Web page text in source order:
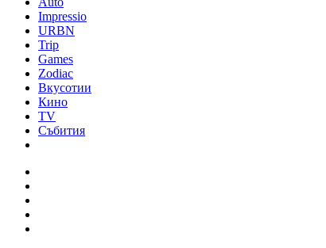
Impressio
URBN
Trip
Games
Zodiac
Вкусотии
Кино
TV
Събития